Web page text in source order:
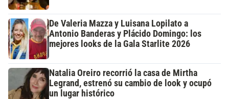
De Valeria Mazza y Luisana Lopilato a
Antonio Banderas y Plácido Domingo: los
mejores looks de la Gala Starlite 2026
Natalia Oreiro recorrió la casa de Mirtha
Legrand, estrenó su cambio de look y ocupó
un lugar histórico